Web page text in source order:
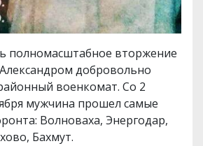
полномасштабное вторжение
добровольно
военкомат. Со 2
мужчина прошел самые
Волноваха, Энергодар,
Бахмут.